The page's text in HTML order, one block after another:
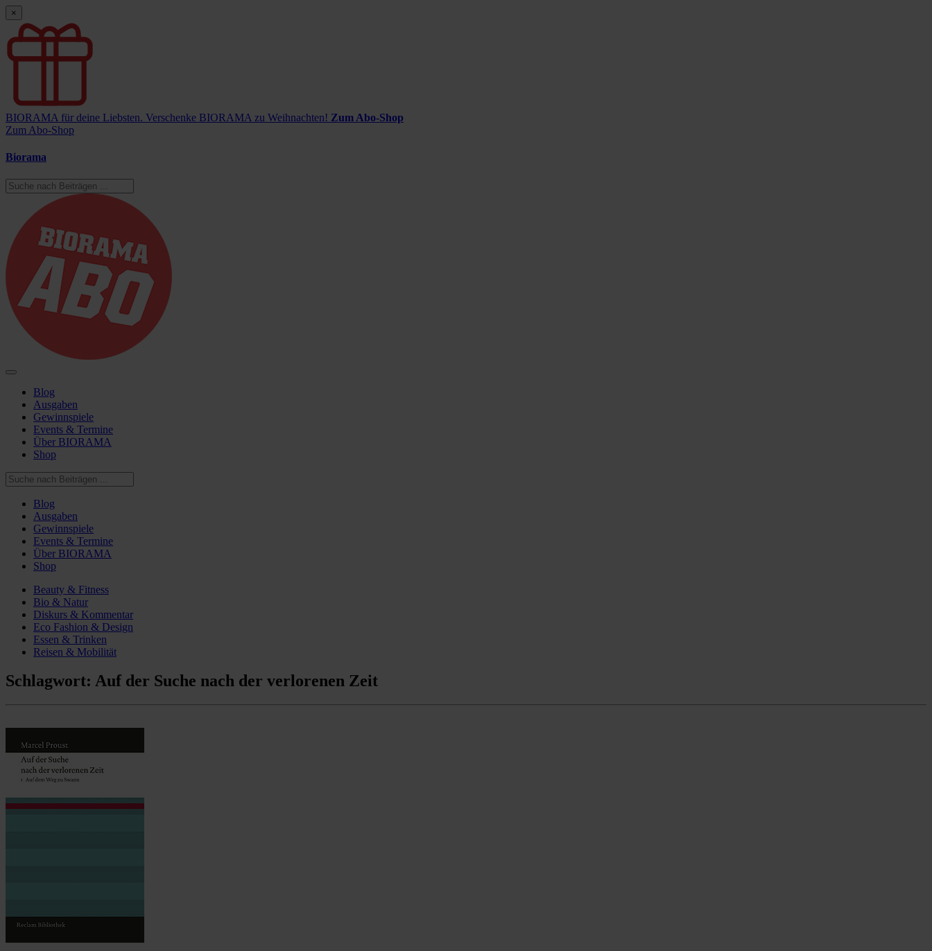
×
BIORAMA für deine Liebsten. Verschenke BIORAMA zu Weihnachten! Zum Abo-Shop
Zum Abo-Shop
Biorama
Blog
Ausgaben
Gewinnspiele
Events & Termine
Über BIORAMA
Shop
Blog
Ausgaben
Gewinnspiele
Events & Termine
Über BIORAMA
Shop
Beauty & Fitness
Bio & Natur
Diskurs & Kommentar
Eco Fashion & Design
Essen & Trinken
Reisen & Mobilität
Schlagwort: Auf der Suche nach der verlorenen Zeit